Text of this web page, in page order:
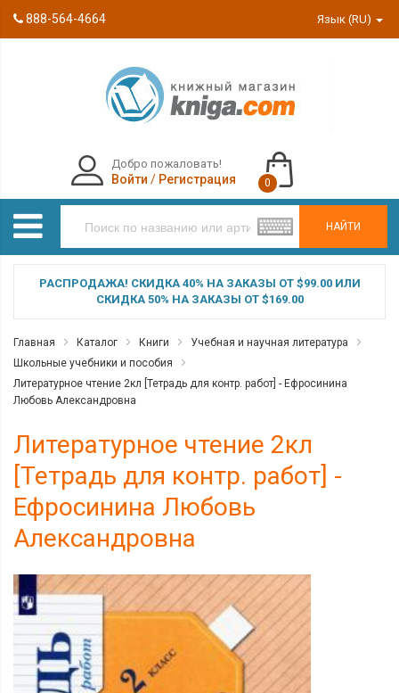
888-564-4664 Язык (RU)
НАЙТИ
Добро пожаловать!
Войти / Регистрация 0
РАСПРОДАЖА! СКИДКА 40% НА ЗАКАЗЫ ОТ $99.00 ИЛИ
СКИДКА 50% НА ЗАКАЗЫ ОТ $169.00
Главная Каталог Книги
Учебная и научная литература
Школьные учебники и пособия
Литературное чтение 2кл [Тетрадь для контр. работ] - Ефросинина
Любовь Александровна
Литературное чтение 2кл
[Тетрадь для контр. работ] -
Ефросинина Любовь
Александровна